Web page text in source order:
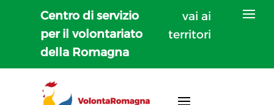
Centro di servizio
per il volontariato
della Romagna
vai ai
territori